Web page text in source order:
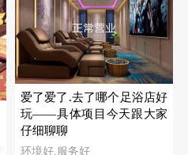
爱了爱了.去了哪个足浴店好
玩——具体项目今天跟大家
仔细聊聊
环境好,服务好